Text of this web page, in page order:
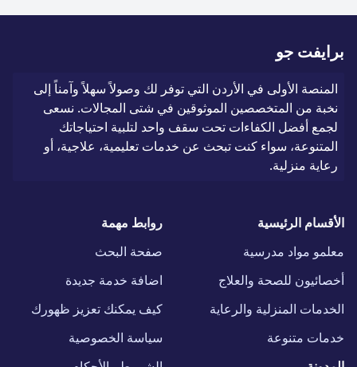
برايفت جو
المنصة الأولى في الأردن التي توفر لك وصولاً سهلاً وآمناً إلى
نخبة من المتخصصين الموثوقين في شتى المجالات. نسعى
لجمع أفضل الكفاءات تحت سقف واحد لتلبية احتياجاتك
المتنوعة، سواء كنت تبحث عن خدمات تعليمية، علاجية، أو
رعاية منزلية.
الأقسام الرئيسية
معلمو مواد مدرسية
أخصائيون للصحة والعلاج
الخدمات المنزلية والرعاية
خدمات متنوعة
روابط مهمة
صفحة البحث
اضافة خدمة جديدة
كيف يمكنك تعزيز ظهورك
سياسة الخصوصية